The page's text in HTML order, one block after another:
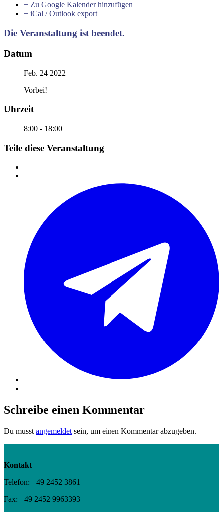
+ Zu Google Kalender hinzufügen
+ iCal / Outlook export
Die Veranstaltung ist beendet.
Datum
Feb. 24 2022
Vorbei!
Uhrzeit
8:00 - 18:00
Teile diese Veranstaltung
Schreibe einen Kommentar
Du musst angemeldet sein, um einen Kommentar abzugeben.
Kontakt
Telefon: +49 2452 3861
Fax: +49 2452 9963393